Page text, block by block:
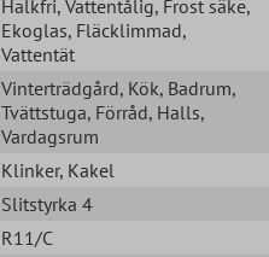
Halkfri, Vattentålig, Frost säke,
Ekoglas, Fläcklimmad,
Vattentät
Vinterträdgård, Kök, Badrum,
Tvättstuga, Förråd, Halls,
Vardagsrum
Klinker, Kakel
Slitstyrka 4
R11/C